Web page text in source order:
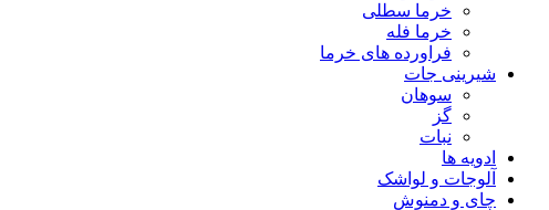
خرما سطلی
خرما فله
فراورده های خرما
شیرینی جات
سوهان
گز
نبات
ادویه ها
آلوجات و لواشک
چای و دمنوش